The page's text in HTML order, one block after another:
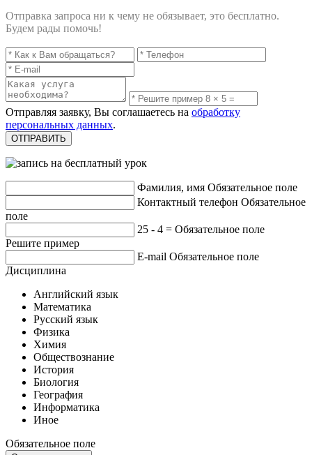
Отправка запроса ни к чему не обязывает, это бесплатно.
Будем рады помочь!
Отправляя заявку, Вы соглашаетесь на обработку
персональных данных.
Фамилия, имя Обязательное поле
Контактный телефон Обязательное
поле
25 - 4 = Обязательное поле
Решите пример
E-mail Обязательное поле
Дисциплина
Английский язык
Математика
Русский язык
Физика
Химия
Обществознание
История
Биология
География
Информатика
Иное
Обязательное поле